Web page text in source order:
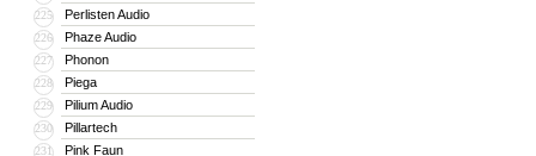
225 Perlisten Audio
226 Phaze Audio
227 Phonon
228 Piega
229 Pilium Audio
230 Pillartech
231 Pink Faun